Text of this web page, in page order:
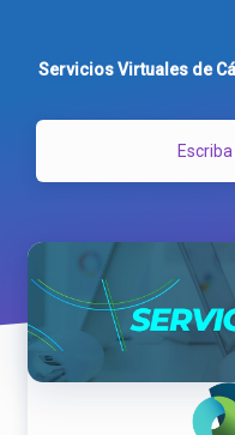
Servicios Virtuales de